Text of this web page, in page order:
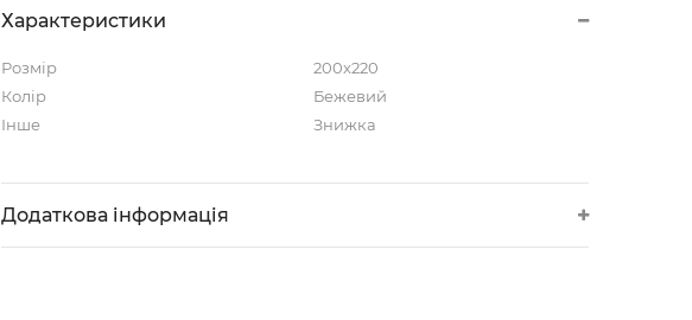
Характеристики
Розмір
200x220
Колір
Бежевий
Інше
Знижка
Додаткова інформація